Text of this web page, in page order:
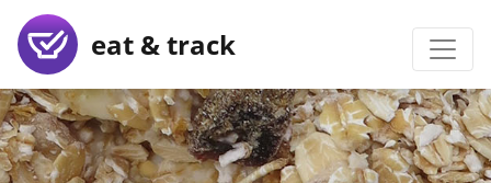
eat & track